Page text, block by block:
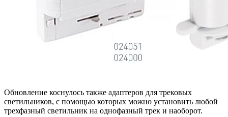
Обновление коснулось также адаптеров для трековых
светильников, с помощью которых можно установить любой
трехфазный светильник на однофазный трек и наоборот.